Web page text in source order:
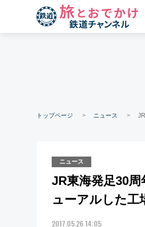
トップページ ニュース
ニュース
JR東海発足30
ューアルした工
2017.05.26 14:05